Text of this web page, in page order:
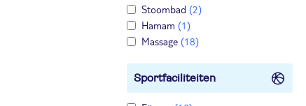
Stoombad (2)
Hamam (1)
Massage (18)
Sportfaciliteiten